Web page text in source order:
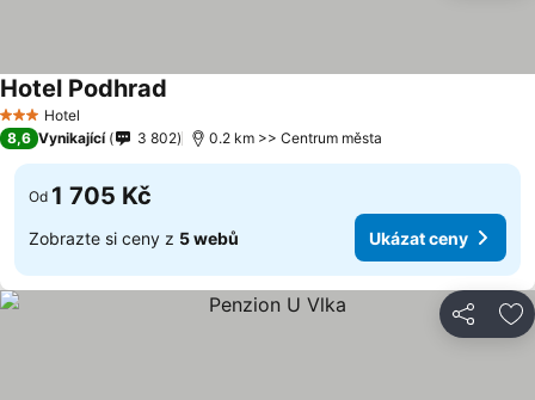
3 Počet hvězdiček
Hotel
Hotel Podhrad
8,6 Vynikající 3 802 0.2 km >> Centrum města
Od 1 705 Kč
Zobrazte si ceny z 5 webů Ukázat ceny
Sdílet